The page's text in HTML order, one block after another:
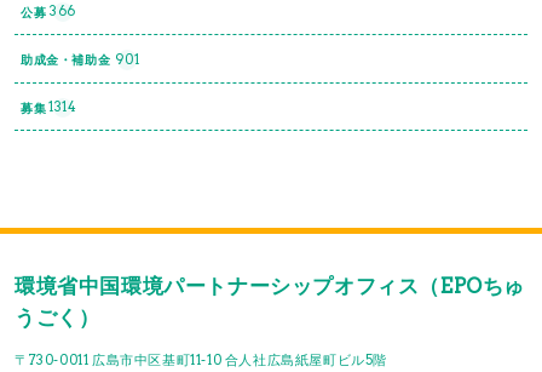
公募 366
助成金・補助金 901
募集1314
環境省中国環境パートナーシップオフィス（EPOちゅ
うごく）
〒730-0011 広島市中区基町11-10 合人社広島紙屋町ビル5階